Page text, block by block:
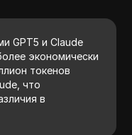
GPT5 и Claude
экономически
токенов
что
в